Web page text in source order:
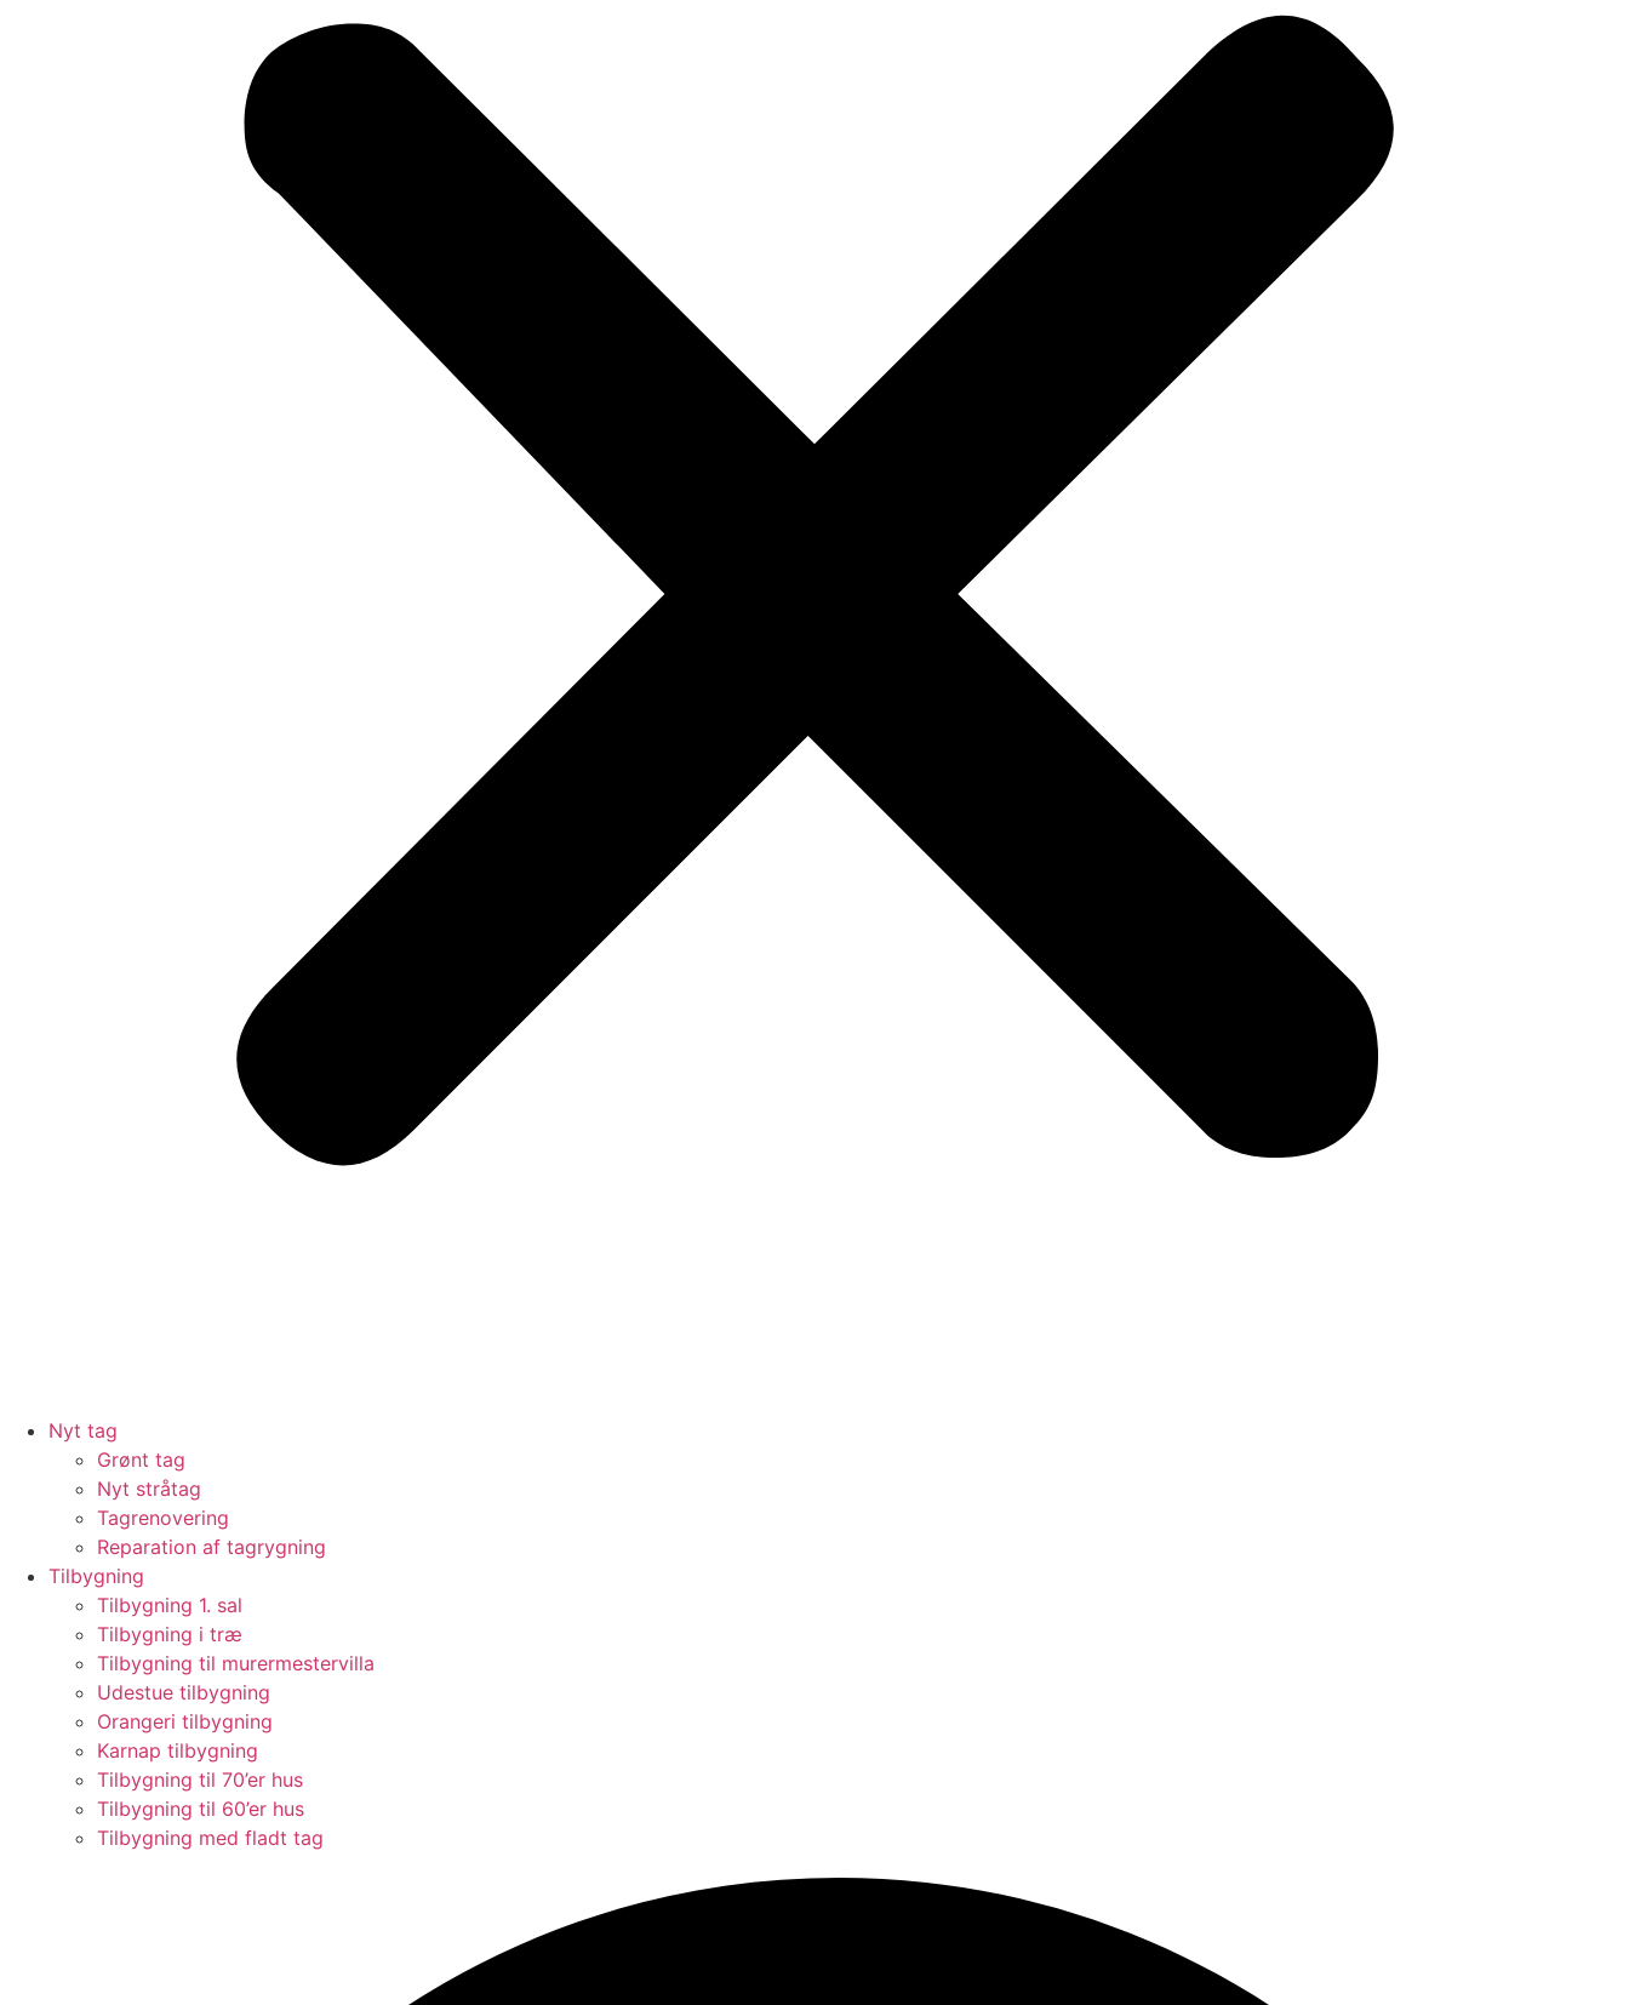
Nyt tag
Grønt tag
Nyt stråtag
Tagrenovering
Reparation af tagrygning
Tilbygning
Tilbygning 1. sal
Tilbygning i træ
Tilbygning til murermestervilla
Udestue tilbygning
Orangeri tilbygning
Karnap tilbygning
Tilbygning til 70’er hus
Tilbygning til 60’er hus
Tilbygning med fladt tag